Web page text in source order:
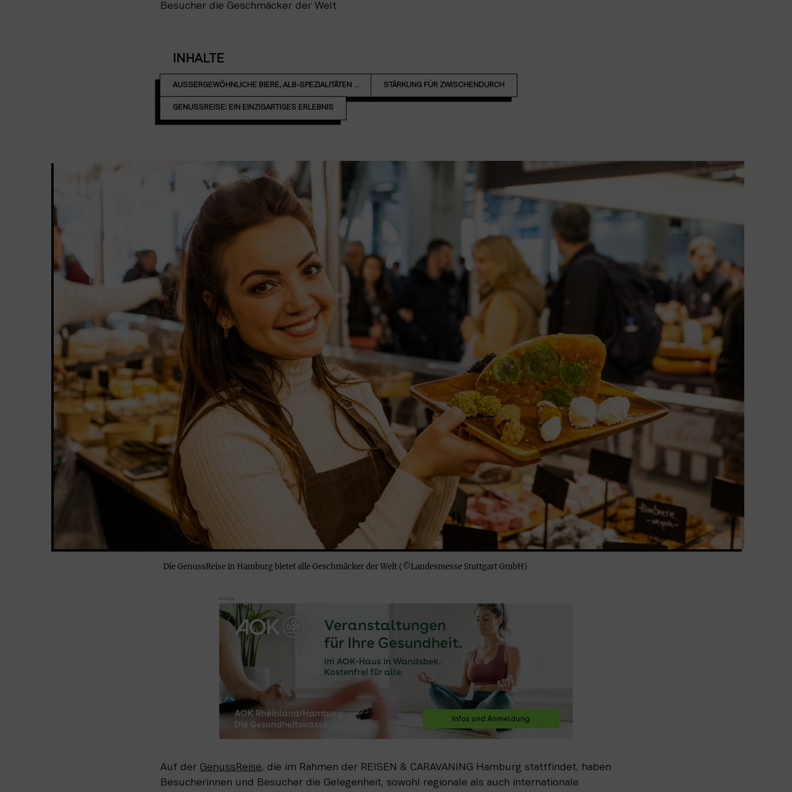
Besucher die Geschmäcker der Welt
INHALTE
AUSSERGEWÖHNLICHE BIERE, ALB-SPEZIALITÄTEN ... STÄRKUNG FÜR ZWISCHENDURCH
GENUSSREISE: EIN EINZIGARTIGES ERLEBNIS
Die GenussReise in Hamburg bietet alle Geschmäcker der Welt (©Landesmesse Stuttgart GmbH)
Auf der GenussReise, die im Rahmen der REISEN & CARAVANING Hamburg stattfindet, haben
Besucherinnen und Besucher die Gelegenheit, sowohl regionale als auch internationale